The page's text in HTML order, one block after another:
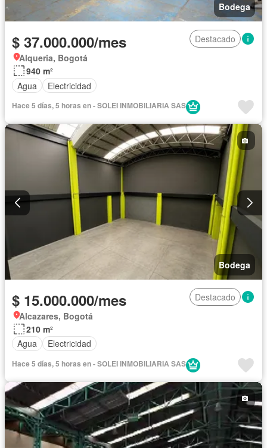
Bodega
$ 37.000.000/mes
Destacado
Alqueria, Bogotá
940 m²
Agua
Electricidad
Hace 5 días, 5 horas en - SOLEI INMOBILIARIA SAS
Bodega
$ 15.000.000/mes
Destacado
Alcazares, Bogotá
210 m²
Agua
Electricidad
Hace 5 días, 5 horas en - SOLEI INMOBILIARIA SAS